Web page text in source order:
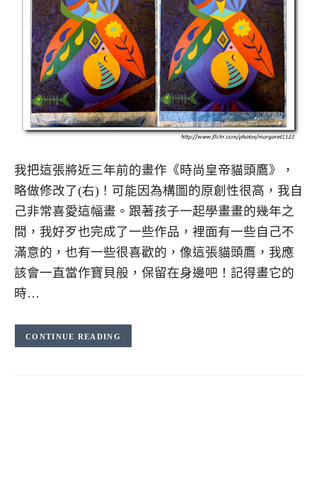
我把這張將近三年前的畫作《時尚皇帝貓頭鷹》，
略做修改了(右)！可能因為構圖的原創性很高，我自
己非常喜愛這幅畫。跟著孩子一起學畫畫的幾年之
間，我好歹也完成了一些作品，裡面有一些自己不
滿意的，也有一些很喜歡的，像這張貓頭鷹，我應
該會一直當作寶貝般，保留在身邊吧！記得畫它的
時…
CONTINUE READING